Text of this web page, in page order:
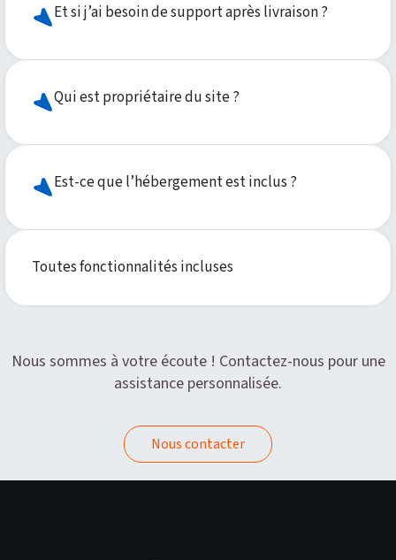
Et si j’ai besoin de support après livraison ?
Qui est propriétaire du site ?
Est-ce que l’hébergement est inclus ?
Toutes fonctionnalités incluses
Nous sommes à votre écoute ! Contactez-nous pour une
assistance personnalisée.
Nous contacter